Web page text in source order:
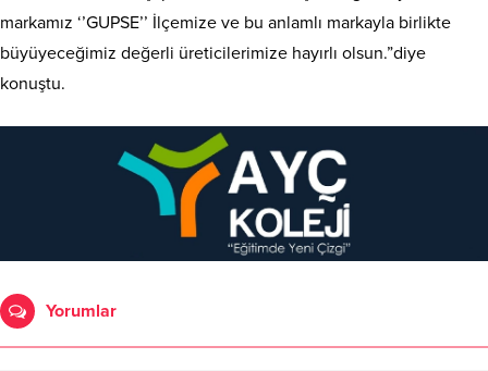
markamız ‘’GUPSE’’ İlçemize ve bu anlamlı markayla birlikte
büyüyeceğimiz değerli üreticilerimize hayırlı olsun.”diye
konuştu.
Yorumlar